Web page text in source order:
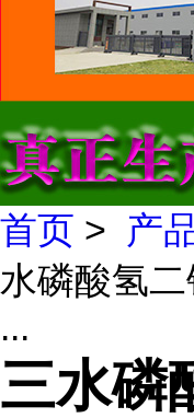
首页 > 产
水磷酸氢
...
三水磷